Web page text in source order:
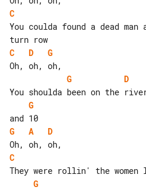
C
You coulda found a dead man
C
D
G
G
D
G
G
A
D
C
G